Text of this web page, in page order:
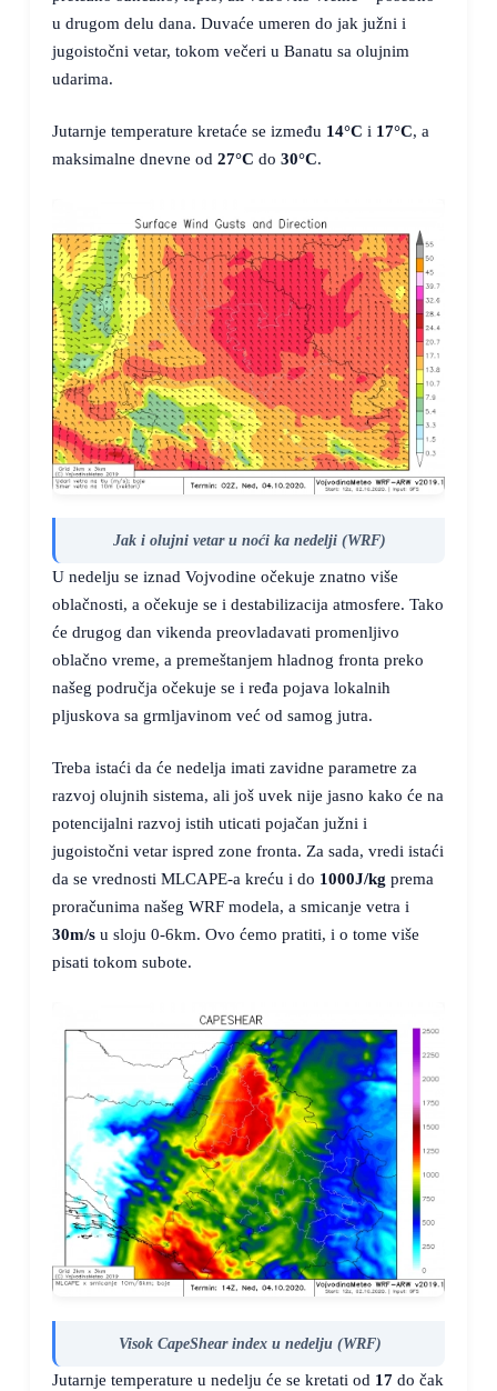
u drugom delu dana. Duvaće umeren do jak južni i
jugoistočni vetar, tokom večeri u Banatu sa olujnim
udarima.
Jutarnje temperature kretaće se između 14°C i 17°C, a
maksimalne dnevne od 27°C do 30°C.
Jak i olujni vetar u noći ka nedelji (WRF)
U nedelju se iznad Vojvodine očekuje znatno više
oblačnosti, a očekuje se i destabilizacija atmosfere. Tako
će drugog dan vikenda preovladavati promenljivo
oblačno vreme, a premeštanjem hladnog fronta preko
našeg područja očekuje se i ređa pojava lokalnih
pljuskova sa grmljavinom već od samog jutra.
Treba istaći da će nedelja imati zavidne parametre za
razvoj olujnih sistema, ali još uvek nije jasno kako će na
potencijalni razvoj istih uticati pojačan južni i
jugoistočni vetar ispred zone fronta. Za sada, vredi istaći
da se vrednosti MLCAPE-a kreću i do 1000J/kg prema
proračunima našeg WRF modela, a smicanje vetra i
30m/su sloju 0-6km. Ovo ćemo pratiti, i o tome više
pisati tokom subote.
Visok CapeShear index u nedelju (WRF)
Jutarnje temperature u nedelju će se kretati od 17do čak